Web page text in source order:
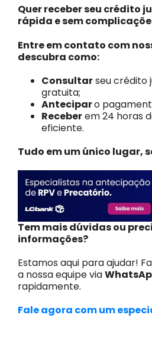
Quer receber seu crédito
rápida e sem
Entre em contato com
descubra como:
Consultarseu crédito
gratuita;
Anteciparo
Receberem 24 horas
eficiente.
Tudo em um único lugar,
Tem mais dúvidas ou
informações?
Estamos aqui para ajudar!
a nossa equipe via
rapidamente.
Fale agora com um